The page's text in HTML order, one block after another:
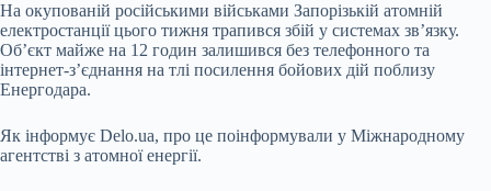
На окупованій російськими військами Запорізькій атомній
електростанції цього тижня трапився збій у системах зв’язку.
Об’єкт майже на 12 годин залишився без телефонного та
інтернет-з’єднання на тлі посилення бойових дій поблизу
Енергодара.
Як інформує Delo.ua, про це поінформували у Міжнародному
агентстві з атомної енергії.